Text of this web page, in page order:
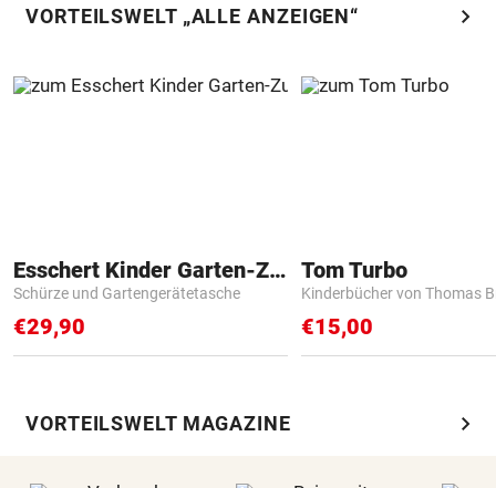
VORTEILSWELT „ALLE ANZEIGEN“ chevron_right
Esschert Kinder Garten-Zubehör
Schürze und Gartengerätetasche
€29,90
Tom Turbo
Kinderbücher von Thomas
€15,00
VORTEILSWELT MAGAZINE chevron_right